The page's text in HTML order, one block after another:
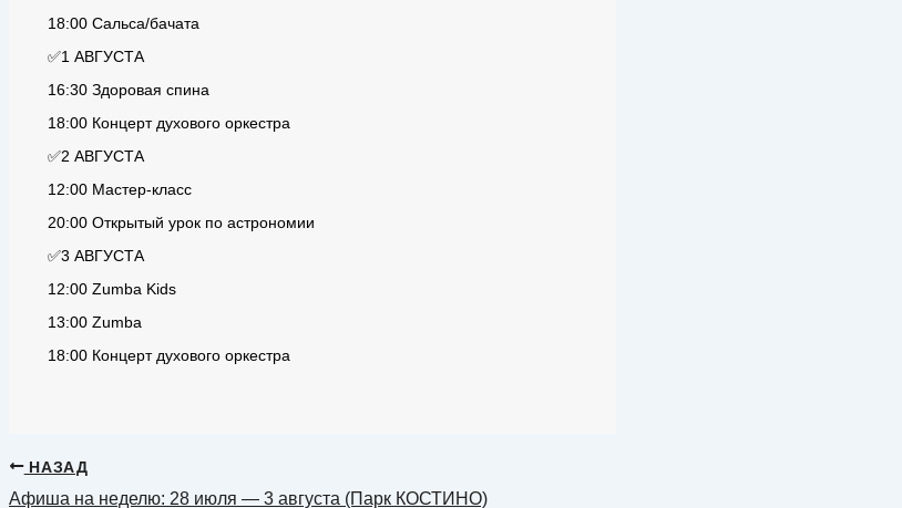
18:00 Сальса/бачата
✅1 АВГУСТА
16:30 Здоровая спина
18:00 Концерт духового оркестра
✅2 АВГУСТА
12:00 Мастер-класс
20:00 Открытый урок по астрономии
✅3 АВГУСТА
12:00 Zumba Kids
13:00 Zumba
18:00 Концерт духового оркестра
НАЗАД
Афиша на неделю: 28 июля — 3 августа (Парк КОСТИНО)